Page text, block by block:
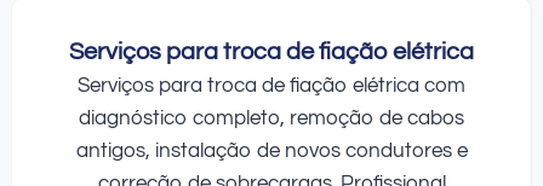
Serviços para troca de fiação elétrica
Serviços para troca de fiação elétrica com
diagnóstico completo, remoção de cabos
antigos, instalação de novos condutores e